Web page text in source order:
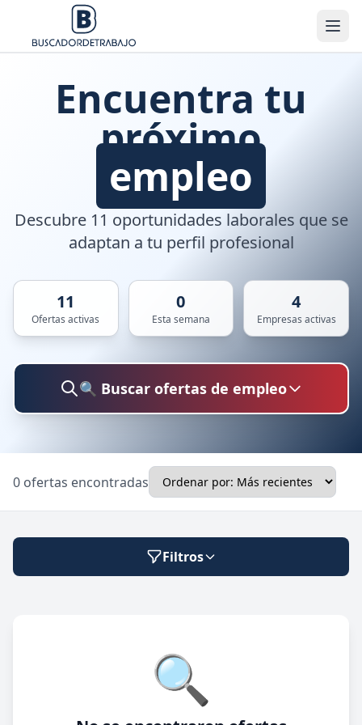
Encuentra tu
próximo
empleo
Descubre 11 oportunidades laborales que se
adaptan a tu perfil profesional
11
Ofertas activas
0
Esta semana
4
Empresas activas
🔍 Buscar ofertas de empleo
Ubicación
🔍 Buscar
0 ofertas encontradas
Filtros
Modalidad de trabajo🔍